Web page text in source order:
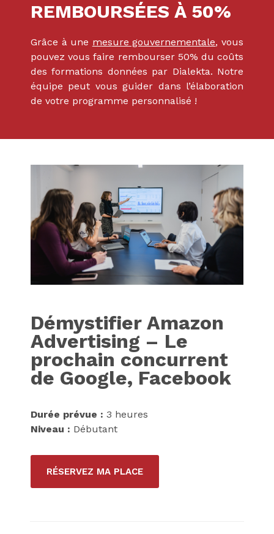
REMBOURSÉES À 50%
Grâce à une mesure gouvernementale, vous
pouvez vous faire rembourser 50% du coûts
des formations données par Dialekta. Notre
équipe peut vous guider dans l’élaboration
de votre programme personnalisé !
Démystifier Amazon
Advertising – Le
prochain concurrent
de Google, Facebook
Durée prévue : 3 heures
Niveau : Débutant
RÉSERVEZ MA PLACE